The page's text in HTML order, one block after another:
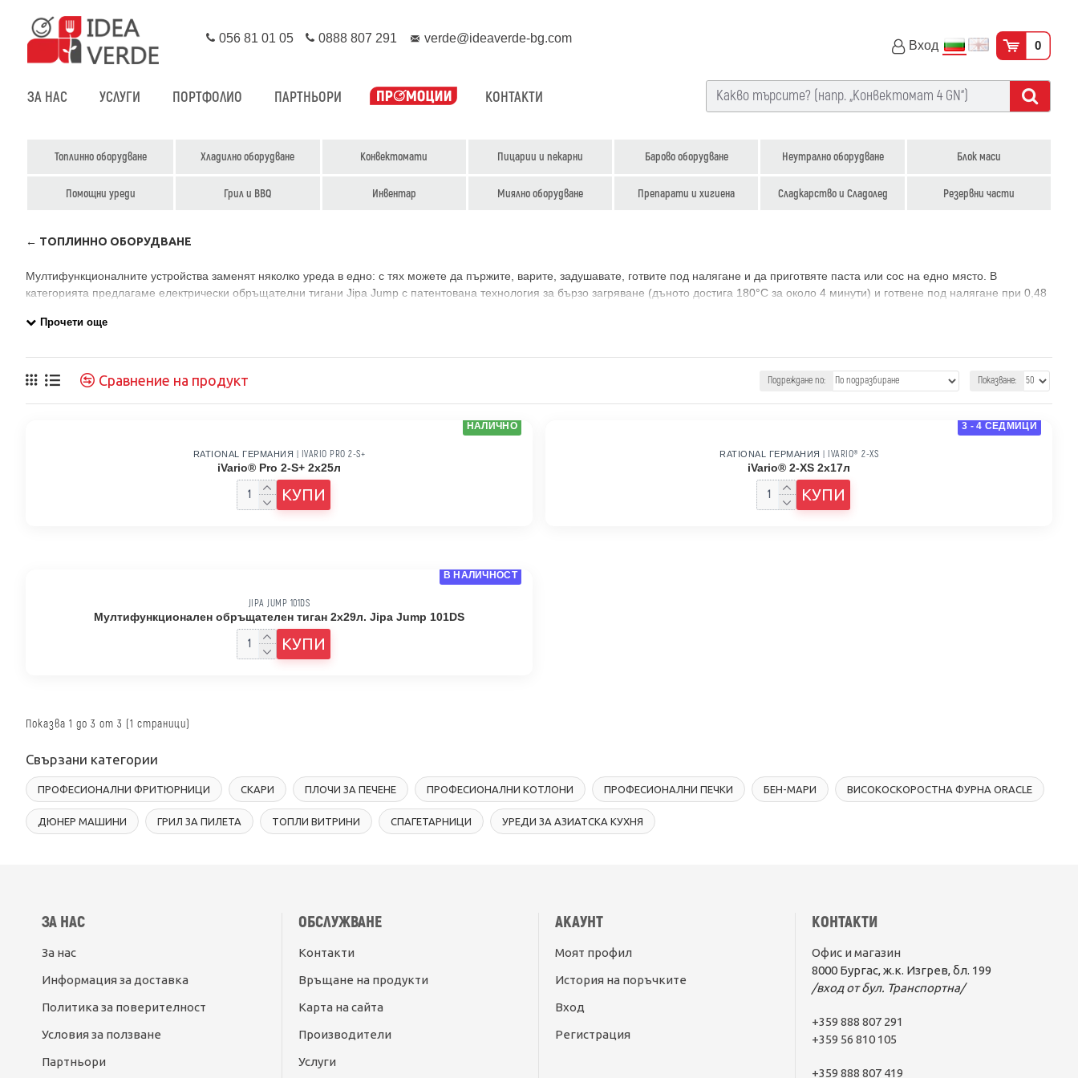
056 81 01 05 0888 807 291 verde@ideaverde-bg.com
Вход 0
ЗА НАС УСЛУГИ ПОРТФОЛИО ПАРТНЬОРИ КОНТАКТИ
Топлинно оборудване Хладилно оборудване Конвектомати Пицарии и пекарни Барово оборудване Неутрално оборудване Блок маси
Помощни уреди Грил и BBQ Инвентар Миялно оборудване Препарати и хигиена Сладкарство и Сладолед Резервни части
← ТОПЛИННО ОБОРУДВАНЕ
Мултифункционалните устройства заменят няколко уреда в едно: с тях можете да пържите, варите, задушавате, готвите под налягане и да приготвяте паста или сос на едно място. В
категорията предлагаме електрически обръщателни тигани Jipa Jump с патентована технология за бързо загряване (дъното достига 180°C за около 4 минути) и готвене под налягане при 0,48
Сравнение на продукт Подреждане по: Показване:
НАЛИЧНО
RATIONAL ГЕРМАНИЯ | IVARIO PRO 2-S+
iVario® Pro 2-S+ 2x25л
КУПИ
3 - 4 СЕДМИЦИ
RATIONAL ГЕРМАНИЯ | IVARIO® 2-XS
iVario® 2-XS 2x17л
КУПИ
В НАЛИЧНОСТ
JIPA JUMP 101DS
Мултифункционален обръщателен тиган 2х29л. Jipa Jump 101DS
КУПИ
Показва 1 до 3 от 3 (1 страници)
Свързани категории
ПРОФЕСИОНАЛНИ ФРИТЮРНИЦИ СКАРИ ПЛОЧИ ЗА ПЕЧЕНЕ ПРОФЕСИОНАЛНИ КОТЛОНИ ПРОФЕСИОНАЛНИ ПЕЧКИ БЕН-МАРИ ВИСОКОСКОРОСТНА ФУРНА ORACLE
ДЮНЕР МАШИНИ ГРИЛ ЗА ПИЛЕТА ТОПЛИ ВИТРИНИ СПАГЕТАРНИЦИ УРЕДИ ЗА АЗИАТСКА КУХНЯ
ЗА НАС
За нас
Информация за доставка
Политика за поверителност
Условия за ползване
Партньори
ОБСЛУЖВАНЕ
Контакти
Връщане на продукти
Карта на сайта
Производители
Услуги
АКАУНТ
Моят профил
История на поръчките
Вход
Регистрация
КОНТАКТИ
Офис и магазин
8000 Бургас, ж.к. Изгрев, бл. 199
/вход от бул. Транспортна/
+359 888 807 291
+359 56 810 105
+359 888 807 419